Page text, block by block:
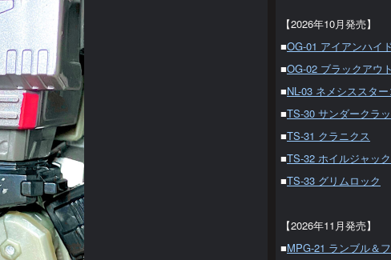
【2026年10月発売】
■OG-01 アイアンハイ
■OG-02 ブラックアウト
■NL-03 ネメシススタ
■TS-30 サンダークラ
■TS-31 クラニクス
■TS-32 ホイルジャック
■TS-33 グリムロック
【2026年11月発売】
■MPG-21 ランブル＆